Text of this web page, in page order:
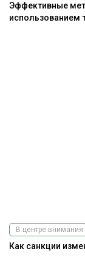
Эффективные
использованием
В центре внимания
Как санкции